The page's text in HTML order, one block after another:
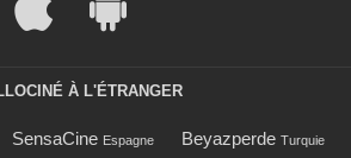
À L'ÉTRANGER
SensaCine Espagne Beyazperde Turquie